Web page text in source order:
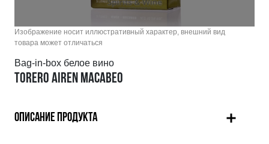
Изображение носит иллюстративный характер, внешний вид
товара может отличаться
Bag-in-box белое вино
TORERO AIREN MACABEO
ОПИСАНИЕ ПРОДУКТА